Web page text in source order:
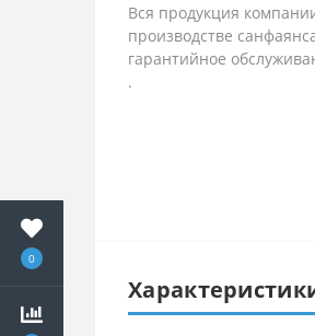
0
Вся продукция
производстве
гарантийное
.